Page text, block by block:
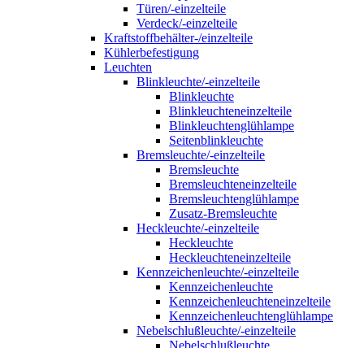
Türen/-einzelteile
Verdeck/-einzelteile
Kraftstoffbehälter-/einzelteile
Kühlerbefestigung
Leuchten
Blinkleuchte/-einzelteile
Blinkleuchte
Blinkleuchteneinzelteile
Blinkleuchtenglühlampe
Seitenblinkleuchte
Bremsleuchte/-einzelteile
Bremsleuchte
Bremsleuchteneinzelteile
Bremsleuchtenglühlampe
Zusatz-Bremsleuchte
Heckleuchte/-einzelteile
Heckleuchte
Heckleuchteneinzelteile
Kennzeichenleuchte/-einzelteile
Kennzeichenleuchte
Kennzeichenleuchteneinzelteile
Kennzeichenleuchtenglühlampe
Nebelschlußleuchte/-einzelteile
Nebelschlußleuchte